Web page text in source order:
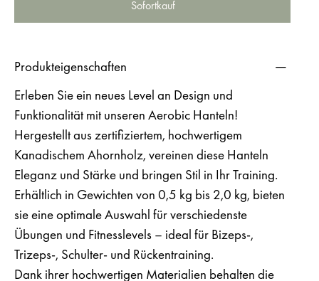
Sofortkauf
Produkteigenschaften
Erleben Sie ein neues Level an Design und
Funktionalität mit unseren Aerobic Hanteln!
Hergestellt aus zertifiziertem, hochwertigem
Kanadischem Ahornholz, vereinen diese Hanteln
Eleganz und Stärke und bringen Stil in Ihr Training.
Erhältlich in Gewichten von 0,5 kg bis 2,0 kg, bieten
sie eine optimale Auswahl für verschiedenste
Übungen und Fitnesslevels – ideal für Bizeps-,
Trizeps-, Schulter- und Rückentraining.
Dank ihrer hochwertigen Materialien behalten die